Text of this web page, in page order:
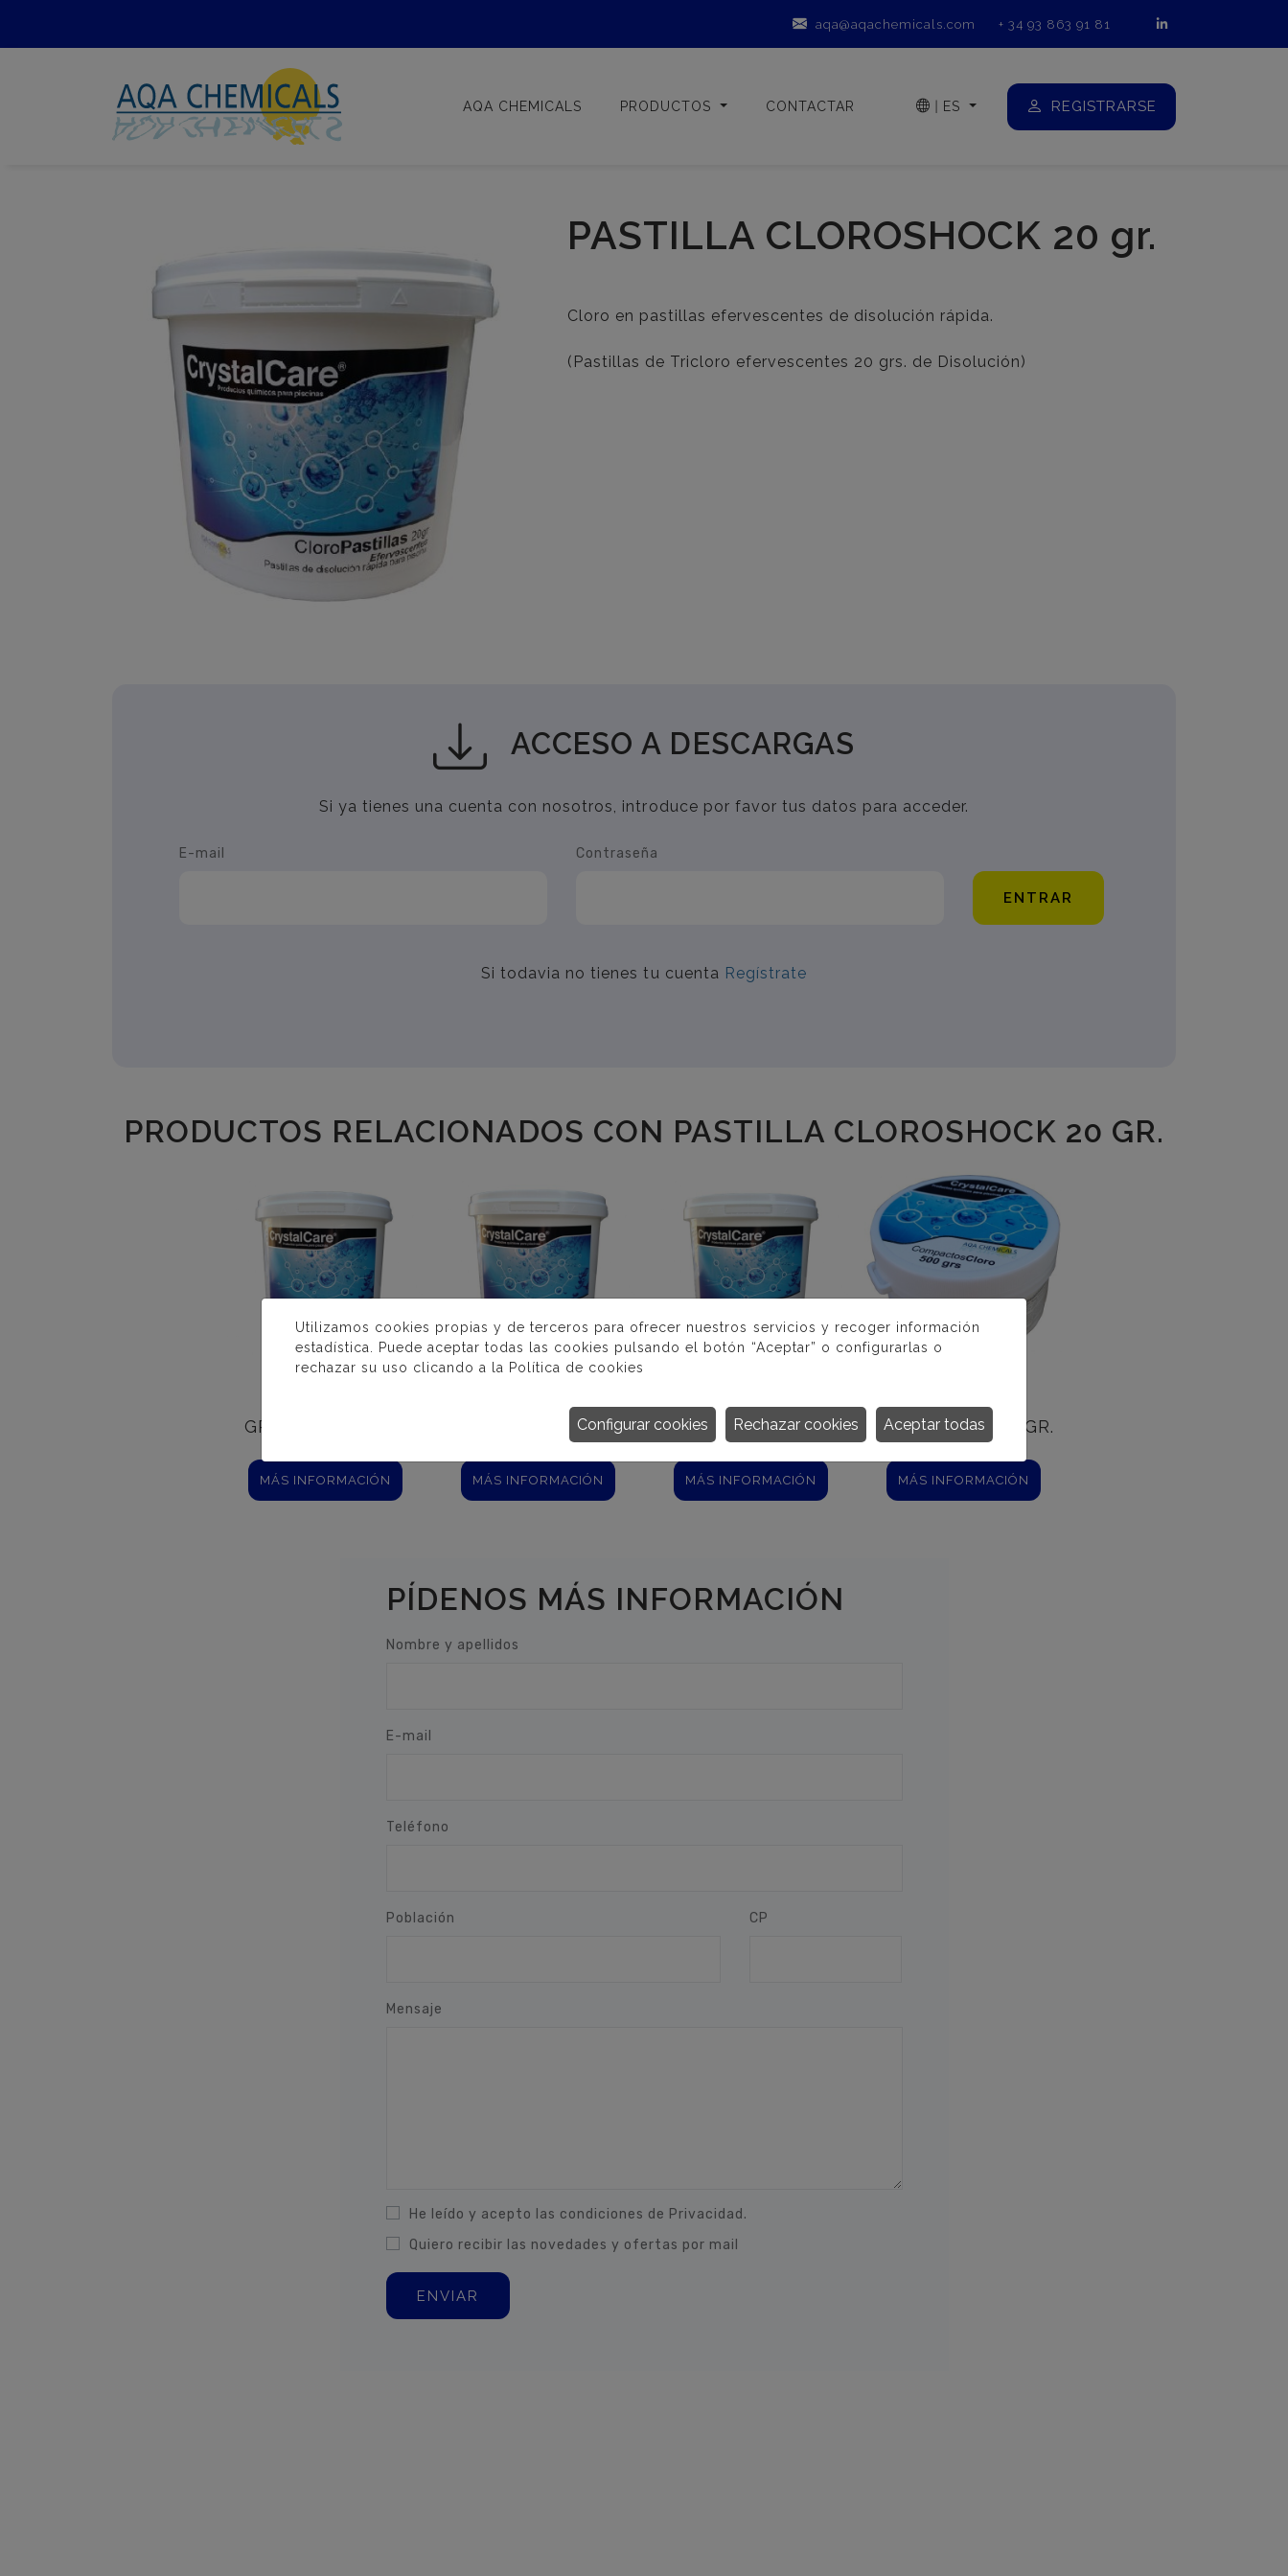
aqa@aqachemicals.com + 34 93 863 91 81
AQA CHEMICALS PRODUCTOS CONTACTAR ES REGISTRARSE
PASTILLA CLOROSHOCK 20 gr.
Cloro en pastillas efervescentes de disolución rápida.
(Pastillas de Tricloro efervescentes 20 grs. de Disolución)
ACCESO A DESCARGAS
Si ya tienes una cuenta con nosotros, introduce por favor tus datos para acceder.
E-mail Contraseña
ENTRAR
Si todavia no tienes tu cuenta Regístrate
PRODUCTOS RELACIONADOS CON PASTILLA CLOROSHOCK 20 GR.
GRANULADO 90%
MÁS INFORMACIÓN
DICLORO
GRANULADO 56%
MÁS INFORMACIÓN
TRICLORO
TABLETAS 200 GR.
MÁS INFORMACIÓN
TRICLORO
COMPACTO 500 GR.
MÁS INFORMACIÓN
PÍDENOS MÁS INFORMACIÓN
Nombre y apellidos
E-mail
Teléfono
Población CP
Mensaje
He leído y acepto las condiciones de Privacidad.
Quiero recibir las novedades y ofertas por mail
Utilizamos cookies propias y de terceros para ofrecer nuestros servicios y recoger información
estadística. Puede aceptar todas las cookies pulsando el botón “Aceptar” o configurarlas o
rechazar su uso clicando a la Política de cookies
Aceptar todas
Rechazar cookies
Configurar cookies